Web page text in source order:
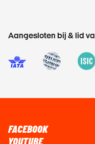
Aangesloten bij & lid
FACEBOOK